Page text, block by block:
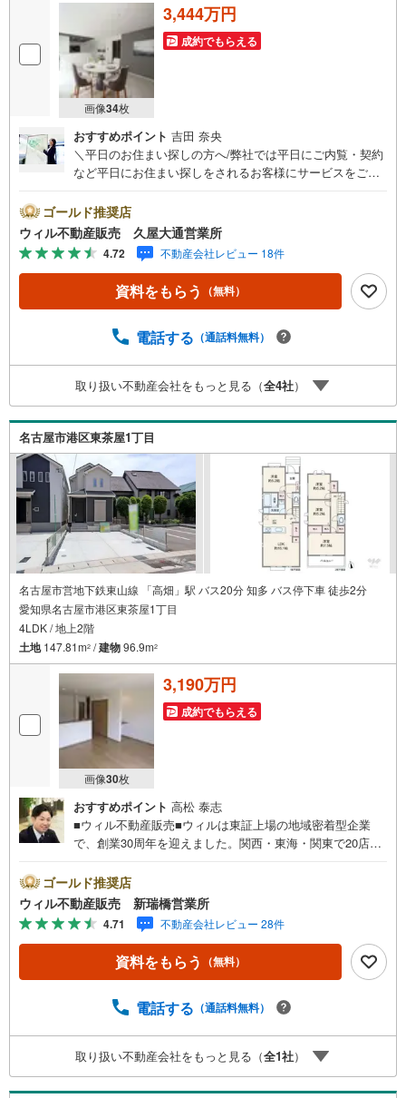
画像34枚
3,444万円
成約でもらえる
おすすめポイント 吉田 奈央
＼平日のお住まい探しの方へ/弊社では平日にご内覧・契約
など平日にお住まい探しをされるお客様にサービスをご用
時まで”毎日”営業しています。事前にご予約頂きましたら営
業時間外でのご内覧もご対応いたします。＼本物件の他に
も気になる物件がある方へ/不動産業者間で不動産情報が共
有されているので、名古屋市全域や、その他隣接エリアで
もご内覧が可能です！ 【ウィル不動産販売 久屋大通営業
所】◎地下鉄東山線「栄」駅7A出口から徒歩1分、名城線
ズスペースあり◎営業時間 10:00～19:00（定休日無し） 上
軽にご連絡下さい！現地を見学される場合は「室内・現地
を見学する（無料）」ボタンよりご希望の日時をご記入い
ただけますとスムーズにご案内が可能です。
ゴールド推奨店
ウィル不動産販売 久屋大通営業所
4.72 不動産会社レビュー 18件
資料をもらう （無料）
電話する （通話料無料）
取り扱い不動産会社をもっと見る（全4社）
名古屋市港区東茶屋1丁目
名古屋市営地下鉄東山線 「高畑」駅 バス20分 知多 バス停下車 徒歩2分
愛知県名古屋市港区東茶屋1丁目
4LDK / 地上2階
土地147.81m2 /建物96.9m2
画像30枚
3,190万円
成約でもらえる
おすすめポイント 高松 泰志
■ウィル不動産販売■ウィルは東証上場の地域密着型企業
で、創業30周年を迎えました。関西・東海・関東で20店舗
です。新瑞橋駅から徒歩1分の店舗には、キッズスペースや
おむつ替えスペースを完備しており、お子様連れのお客様
も安心してご利用いただけます。●平日のお住まい探しの方
へ●弊社では平日にご内覧や契約を希望されるお客様のため
に、「平日会員制度」という割引プランをご用意していま
す。●お仕事で忙しい方へ●午前10時から午後7時まで、毎
間外でのご内覧にも対応いたします。また、オンライン内
弊社は定休日なく営業しており、当日のご内覧も承りま
す。弊社で掲載している物件以外にもご紹介可能ですの
で、一度ご相談ください。●その他の相談もプロが対応●物
ゴールド推奨店
ウィル不動産販売 新瑞橋営業所
4.71 不動産会社レビュー 28件
資料をもらう （無料）
電話する （通話料無料）
取り扱い不動産会社をもっと見る（全1社）